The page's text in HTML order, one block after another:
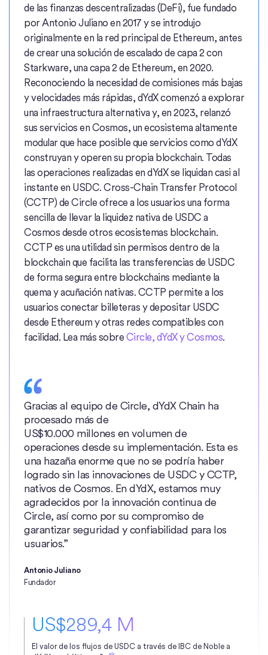
de las finanzas descentralizadas (DeFi), fue fundado
por Antonio Juliano en 2017 y se introdujo
originalmente en la red principal de Ethereum, antes
de crear una solución de escalado de capa 2 con
Starkware, una capa 2 de Ethereum, en 2020.
Reconociendo la necesidad de comisiones más bajas
y velocidades más rápidas, dYdX comenzó a explorar
una infraestructura alternativa y, en 2023, relanzó
sus servicios en Cosmos, un ecosistema altamente
modular que hace posible que servicios como dYdX
construyan y operen su propia blockchain. Todas
las operaciones realizadas en dYdX se liquidan casi al
instante en USDC. Cross-Chain Transfer Protocol
(CCTP) de Circle ofrece a los usuarios una forma
sencilla de llevar la liquidez nativa de USDC a
Cosmos desde otros ecosistemas blockchain.
CCTP es una utilidad sin permisos dentro de la
blockchain que facilita las transferencias de USDC
de forma segura entre blockchains mediante la
quema y acuñación nativas. CCTP permite a los
usuarios conectar billeteras y depositar USDC
desde Ethereum y otras redes compatibles con
facilidad. Lea más sobre Circle, dYdX y Cosmos.
Gracias al equipo de Circle, dYdX Chain ha
procesado más de
US$10.000 millones en volumen de
operaciones desde su implementación. Esta es
una hazaña enorme que no se podría haber
logrado sin las innovaciones de USDC y CCTP,
nativos de Cosmos. En dYdX, estamos muy
agradecidos por la innovación continua de
Circle, así como por su compromiso de
garantizar seguridad y confiabilidad para los
usuarios.”
Antonio Juliano
Fundador
US$289,4 M
El valor de los flujos de USDC a través de IBC de Noble a